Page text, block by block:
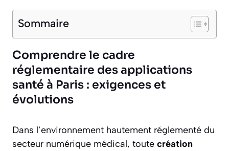
Sommaire
Comprendre le cadre
réglementaire des applications
santé à Paris : exigences et
évolutions
Dans l’environnement hautement réglementé du
secteur numérique médical, toute création